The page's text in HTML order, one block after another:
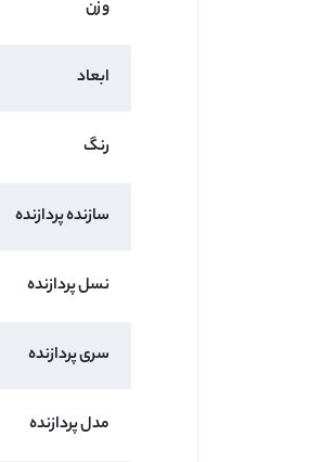
وزن
ابعاد
رنگ
سازنده پردازنده
نسل پردازنده
سری پردازنده
مدل پردازنده